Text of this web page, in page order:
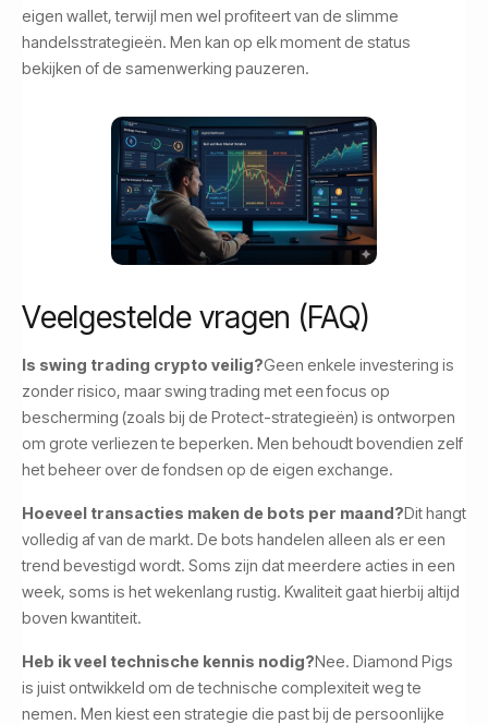
eigen wallet, terwijl men wel profiteert van de slimme
handelsstrategieën. Men kan op elk moment de status
bekijken of de samenwerking pauzeren.
Veelgestelde vragen (FAQ)
Is swing trading crypto veilig?Geen enkele investering is
zonder risico, maar swing trading met een focus op
bescherming (zoals bij de Protect-strategieën) is ontworpen
om grote verliezen te beperken. Men behoudt bovendien zelf
het beheer over de fondsen op de eigen exchange.
Hoeveel transacties maken de bots per maand?Dit hangt
volledig af van de markt. De bots handelen alleen als er een
trend bevestigd wordt. Soms zijn dat meerdere acties in een
week, soms is het wekenlang rustig. Kwaliteit gaat hierbij altijd
boven kwantiteit.
Heb ik veel technische kennis nodig?Nee. Diamond Pigs
is juist ontwikkeld om de technische complexiteit weg te
nemen. Men kiest een strategie die past bij de persoonlijke